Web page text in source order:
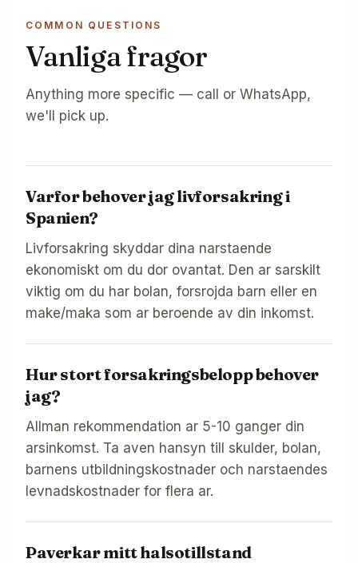
COMMON QUESTIONS
Vanliga fragor
Anything more specific — call or WhatsApp,
we'll pick up.
Varfor behover jag livforsakring i
Spanien?
Livforsakring skyddar dina narstaende
ekonomiskt om du dor ovantat. Den ar sarskilt
viktig om du har bolan, forsrojda barn eller en
make/maka som ar beroende av din inkomst.
Hur stort forsakringsbelopp behover
jag?
Allman rekommendation ar 5-10 ganger din
arsinkomst. Ta aven hansyn till skulder, bolan,
barnens utbildningskostnader och narstaendes
levnadskostnader for flera ar.
Paverkar mitt halsotillstand